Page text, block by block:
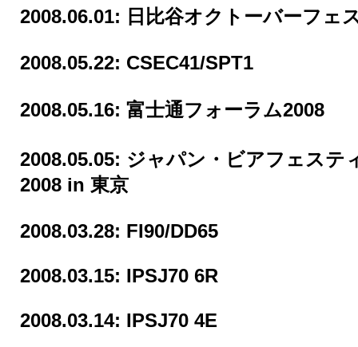
2008.06.01: 日比谷オクトーバーフェ
2008.05.22: CSEC41/SPT1
2008.05.16: 富士通フォーラム2008
2008.05.05: ジャパン・ビアフェステ
2008 in 東京
2008.03.28: FI90/DD65
2008.03.15: IPSJ70 6R
2008.03.14: IPSJ70 4E